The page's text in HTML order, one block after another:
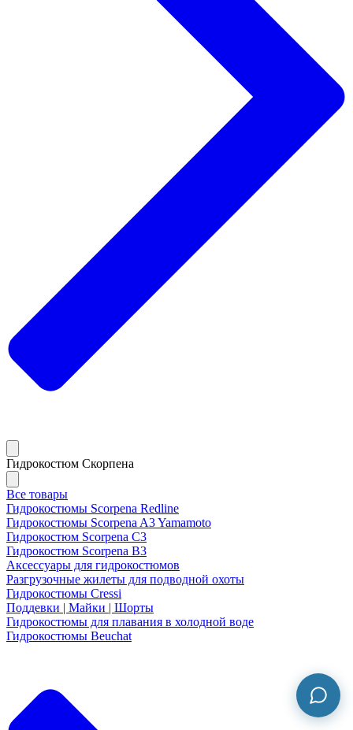
Гидрокостюм Скорпена
Все товары
Гидрокостюмы Scorpena Redline
Гидрокостюмы Scorpena A3 Yamamoto
Гидрокостюм Scorpena C3
Гидрокостюм Scorpena B3
Аксессуары для гидрокостюмов
Разгрузочные жилеты для подводной охоты
Гидрокостюмы Cressi
Поддевки | Майки | Шорты
Гидрокостюмы для плавания в холодной воде
Гидрокостюмы Beuchat